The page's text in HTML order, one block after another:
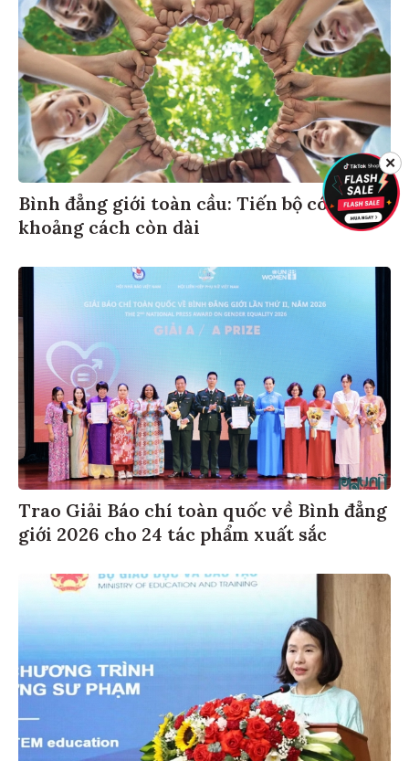
Bình đẳng giới toàn cầu: Tiến bộ có,
khoảng cách còn dài
Trao Giải Báo chí toàn quốc về Bình đẳng
giới 2026 cho 24 tác phẩm xuất sắc
✕